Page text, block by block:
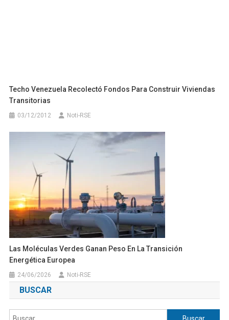
Techo Venezuela Recolectó Fondos Para Construir Viviendas
Transitorias
03/12/2012 Noti-RSE
Las Moléculas Verdes Ganan Peso En La Transición
Energética Europea
24/06/2026 Noti-RSE
BUSCAR
Buscar: